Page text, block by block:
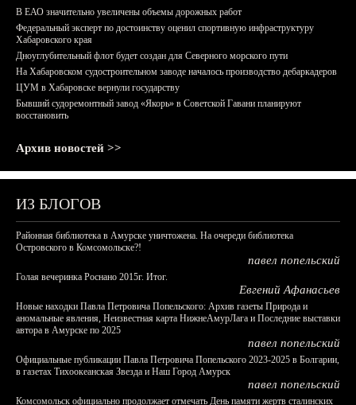
В ЕАО значительно увеличены объемы дорожных работ
Федеральный эксперт по достоинству оценил спортивную инфраструктуру
Хабаровского края
Дноуглубительный флот будет создан для Северного морского пути
На Хабаровском судостроительном заводе началось производство дебаркадеров
ЦУМ в Хабаровске вернули государству
Бывший судоремонтный завод «Якорь» в Советской Гавани планируют
восстановить
Архив новостей >>
ИЗ БЛОГОВ
Районная библиотека в Амурске уничтожена. На очереди библиотека
Островского в Комсомольске?!
павел попельский
Голая вечеринка Роснано 2015г. Итог.
Евгений Афанасьев
Новые находки Павла Петровича Попельского: Архив газеты Природа и
аномальные явления, Неизвестная карта НижнеАмурЛага и Последние выставки
автора в Амурске по 2025
павел попельский
Официальные публикации Павла Петровича Попельского 2023-2025 в Болгарии,
в газетах Тихоокеанская Звезда и Наш Город Амурск
павел попельский
Комсомольск официально продолжает отмечать День памяти жертв сталинских